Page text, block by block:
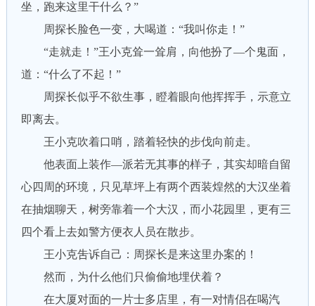
坐，跑来这里干什么？”
周探长脸色一变，大喝道：“我叫你走！”
“走就走！”王小克耸一耸肩，向他扮了—个鬼面，
道：“什么了不起！”
周探长似乎不欲生事，瞪着眼向他挥挥手，示意立
即离去。
王小克吹着口哨，踏着轻快的步伐向前走。
他表面上装作—派若无其事的样子，其实却暗自留
心四周的环境，只见草坪上有两个西装煌然的大汉坐着
在抽烟聊天，树旁靠着一个大汉，而小花园里，更有三
四个看上去如警方便衣人员在散步。
王小克吿诉自己：周探长是来这里办案的！
然而，为什么他们只偷偷地埋伏着？
在大厦对面的一片士多店里，有一对情侣在喝汽